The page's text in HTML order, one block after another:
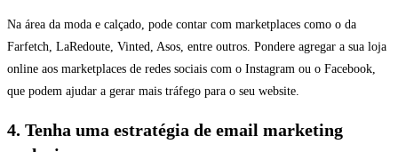
Na área da moda e calçado, pode contar com marketplaces como o da
Farfetch, LaRedoute, Vinted, Asos, entre outros. Pondere agregar a sua loja
online aos marketplaces de redes sociais com o Instagram ou o Facebook,
que podem ajudar a gerar mais tráfego para o seu website.
4. Tenha uma estratégia de email marketing